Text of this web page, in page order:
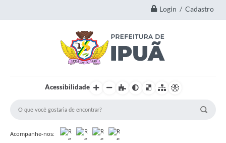
Login / Cadastro
Acessibilidade
Acompanhe-nos: